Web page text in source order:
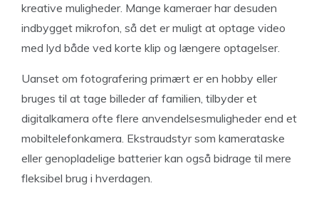
kreative muligheder. Mange kameraer har desuden
indbygget mikrofon, så det er muligt at optage video
med lyd både ved korte klip og længere optagelser.
Uanset om fotografering primært er en hobby eller
bruges til at tage billeder af familien, tilbyder et
digitalkamera ofte flere anvendelsesmuligheder end et
mobiltelefonkamera. Ekstraudstyr som kamerataske
eller genopladelige batterier kan også bidrage til mere
fleksibel brug i hverdagen.